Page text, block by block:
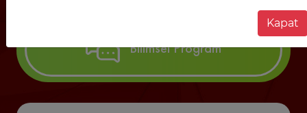
Kapat
Bilimsel Program